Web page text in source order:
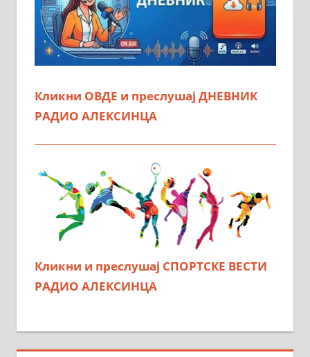
Кликни ОВДЕ и преслушај ДНЕВНИК
РАДИО АЛЕКСИНЦА
Кликни и преслушај СПОРТСКЕ ВЕСТИ
РАДИО АЛЕКСИНЦА